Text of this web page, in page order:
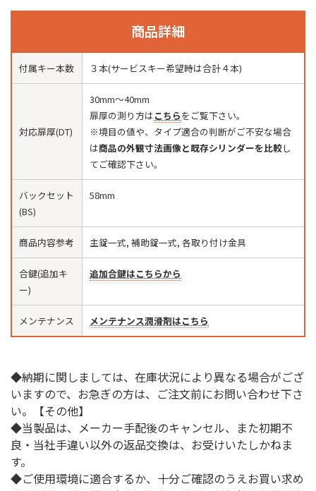
商品詳細
付属キー本数 ３本(サービスキー希望時は合計４本)
対応扉厚(DT)
30mm〜40mm
扉厚の測り方はこちらをご覧下さい。
※境目の値や、タイプ適合の判断がご不安な場合
は商品の外観寸法画像と既存シリンダーを比較し
てご確認下さい。
バックセット
(BS)
58mm
商品内容参考 主錠一式, 補助錠一式, 各取り付け金具
合鍵(追加キ
ー)
追加合鍵はこちらから
メンテナンス メンテナンス潤滑剤はこちら
◆納期に関しましては、在庫状況により異なる場合がござ
いますので、お急ぎの方は、ご注文前にお問い合わせ下さ
い。【その他】
◆当製品は、メーカー手配後のキャンセル、また初期不
良・当社手違い以外の返品交換は、お受けいたしかねま
す。
◆ご使用環境に適合するか、十分ご確認のうえお買い求め